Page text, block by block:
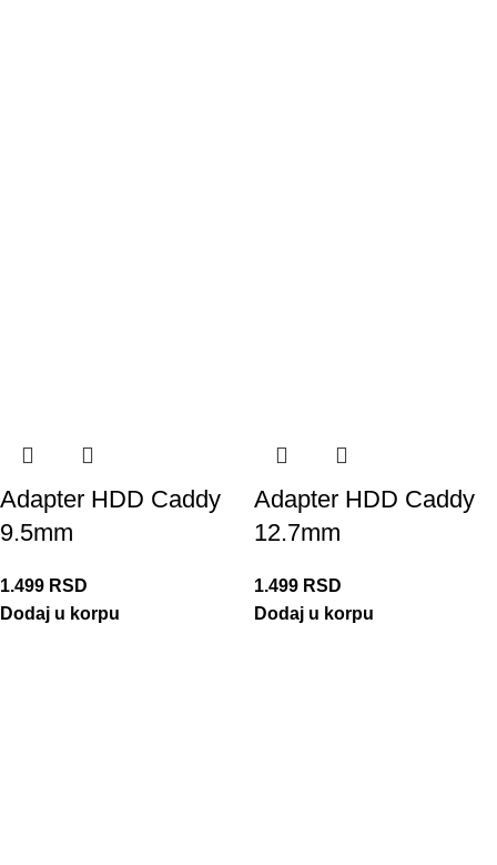
Adapter HDD Caddy
9.5mm
1.499 RSD
Dodaj u korpu
Adapter HDD Caddy
12.7mm
1.499 RSD
Dodaj u korpu